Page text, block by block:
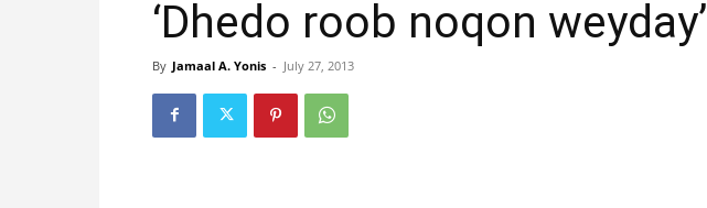
‘Dhedo roob noqon weyday’
By Jamaal A. Yonis - July 27, 2013